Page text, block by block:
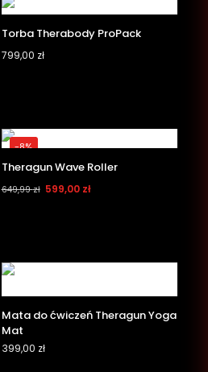
Torba Therabody ProPack
799,00 zł
-8%
Theragun Wave Roller
649,99zł 599,00 zł
Mata do ćwiczeń Theragun Yoga
Mat
399,00 zł